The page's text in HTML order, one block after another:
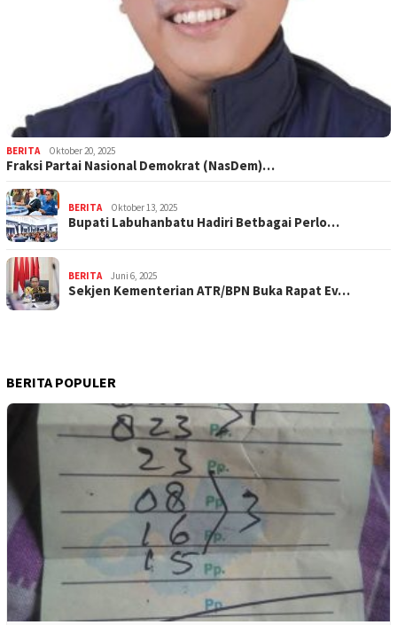
BERITA Oktober 20, 2025
Fraksi Partai Nasional Demokrat (NasDem)…
BERITA Oktober 13, 2025
Bupati Labuhanbatu Hadiri Betbagai Perlo…
BERITA Juni 6, 2025
Sekjen Kementerian ATR/BPN Buka Rapat Ev…
BERITA POPULER